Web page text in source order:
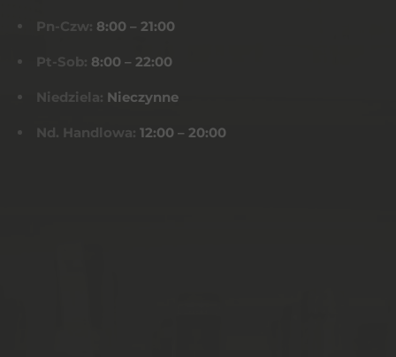
Pn-Czw: 8:00 – 21:00
Pt-Sob: 8:00 – 22:00
Niedziela: Nieczynne
Nd. Handlowa: 12:00 – 20:00